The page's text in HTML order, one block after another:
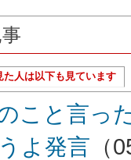
た人は以下も見ています
こと言っ
よ発言 （